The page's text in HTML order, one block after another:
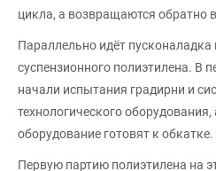
цикла, а возвращаются обратно
Параллельно идёт пусконаладка
суспензионного полиэтилена. В
начали испытания градирни и
технологического оборудования,
оборудование готовят к обкатке.
Первую партию полиэтилена на